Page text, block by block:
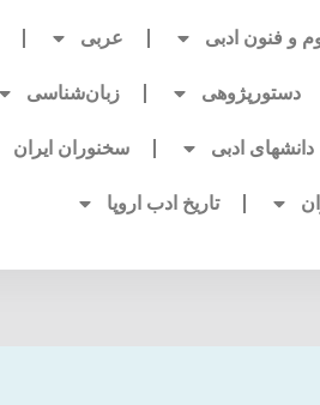
و فنون ادبی عربی
دستورپژوهی زبان‌شناسی
دانشهای ادبی سخنوران ایران
تاریخ ادب اروپا